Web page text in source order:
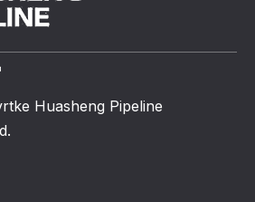
Huasheng Pipeline